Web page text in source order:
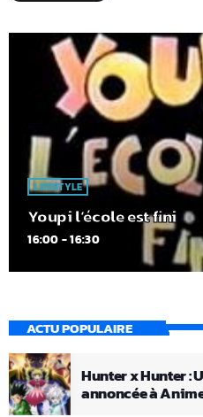
LIFESTYLE
Youpi l’école est fini
16:00 - 16:30
ACTU POPULAIRE
Hunter x Hunter :
annoncée à